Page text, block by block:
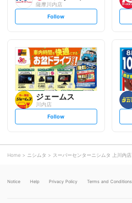
薩摩川内店
s
t
l
o
w
Follow
ジェームス
川内店
s
t
o
w
Follow
Home ニシムタ スーパーセンターニシムタ 上川内店
Notice Help Privacy Policy Terms and Conditions